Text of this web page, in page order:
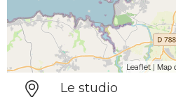
Leaflet| Map
Le studio